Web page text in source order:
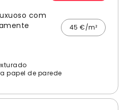
com
45 €/m²
papel de parede